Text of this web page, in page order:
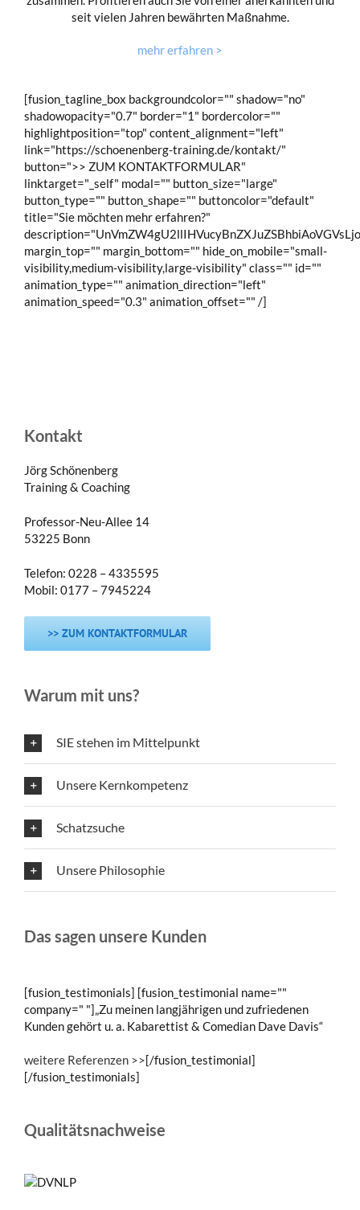
seit vielen Jahren bewährten Maßnahme.
mehr erfahren >
[fusion_tagline_box backgroundcolor="" shadow="no"
shadowopacity="0.7" border="1" bordercolor=""
highlightposition="top" content_alignment="left"
link="https://schoenenberg-training.de/kontakt/"
button=">> ZUM KONTAKTFORMULAR"
linktarget="_self" modal="" button_size="large"
button_type="" button_shape="" buttoncolor="default"
title="Sie möchten mehr erfahren?"
margin_top="" margin_bottom="" hide_on_mobile="small-
visibility,medium-visibility,large-visibility" class="" id=""
animation_type="" animation_direction="left"
animation_speed="0.3" animation_offset="" /]
Kontakt
Jörg Schönenberg
Training & Coaching
Professor-Neu-Allee 14
53225 Bonn
Telefon: 0228 – 4335595
Mobil: 0177 – 7945224
>> ZUM KONTAKTFORMULAR
Warum mit uns?
SIE stehen im Mittelpunkt
Unsere Kernkompetenz
Schatzsuche
Unsere Philosophie
Das sagen unsere Kunden
[fusion_testimonials] [fusion_testimonial name=""
company=" "]„Zu meinen langjährigen und zufriedenen
Kunden gehört u. a. Kabarettist & Comedian Dave Davis“
weitere Referenzen >>[/fusion_testimonial]
[/fusion_testimonials]
Qualitätsnachweise